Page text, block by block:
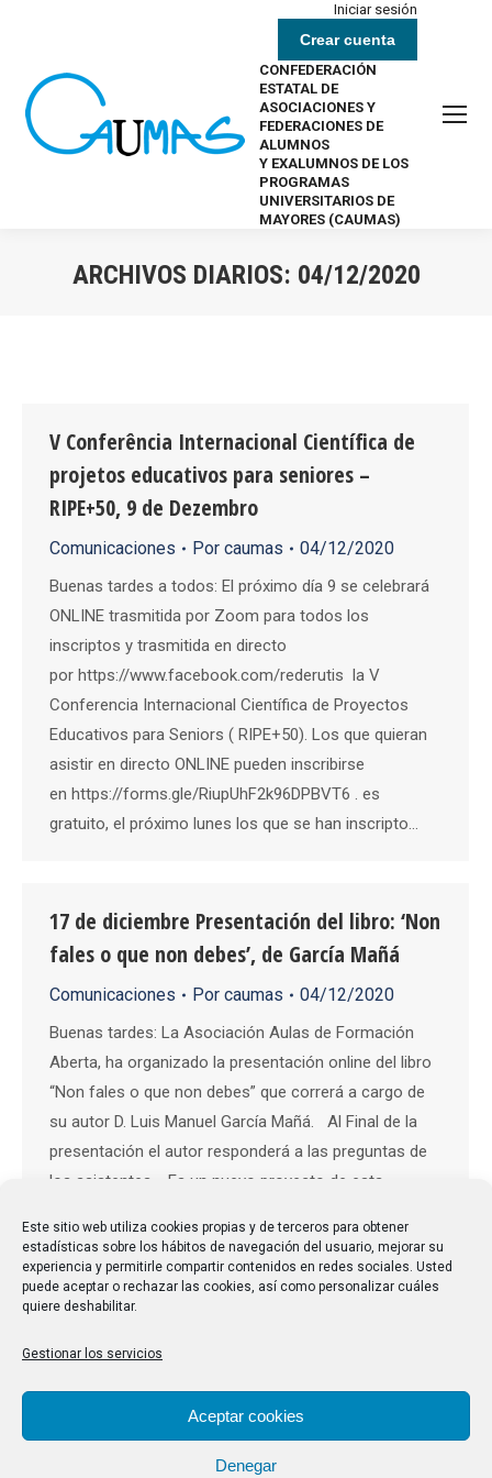
Este sitio web utiliza cookies propias y de terceros para obtener
estadísticas sobre los hábitos de navegación del usuario, mejorar su
experiencia y permitirle compartir contenidos en redes sociales. Usted
puede aceptar o rechazar las cookies, así como personalizar cuáles
quiere deshabilitar.
Gestionar los servicios
Aceptar cookies
Denegar
Iniciar sesión
Crear cuenta
CONFEDERACIÓN
ESTATAL DE
ASOCIACIONES Y
FEDERACIONES DE
ALUMNOS
Y EXALUMNOS DE LOS
PROGRAMAS
UNIVERSITARIOS DE
MAYORES (CAUMAS)
ARCHIVOS DIARIOS: 04/12/2020
V Conferência Internacional Científica de
projetos educativos para seniores –
RIPE+50, 9 de Dezembro
Comunicaciones Por caumas 04/12/2020
Buenas tardes a todos: El próximo día 9 se celebrará
ONLINE trasmitida por Zoom para todos los
inscriptos y trasmitida en directo
por https://www.facebook.com/rederutis la V
Conferencia Internacional Científica de Proyectos
Educativos para Seniors ( RIPE+50). Los que quieran
asistir en directo ONLINE pueden inscribirse
en https://forms.gle/RiupUhF2k96DPBVT6 . es
gratuito, el próximo lunes los que se han inscripto…
17 de diciembre Presentación del libro: ‘Non
fales o que non debes’, de García Mañá
Comunicaciones Por caumas 04/12/2020
Buenas tardes: La Asociación Aulas de Formación
Aberta, ha organizado la presentación online del libro
“Non fales o que non debes” que correrá a cargo de
su autor D. Luis Manuel García Mañá. Al Final de la
presentación el autor responderá a las preguntas de
los asistentes. Es un nuevo proyecto de esta…